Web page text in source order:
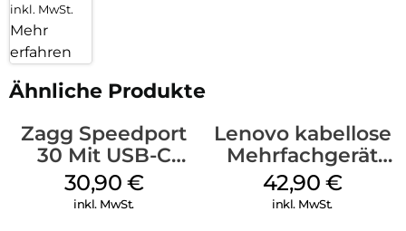
inkl. MwSt.
Mehr
erfahren
Ähnliche Produkte
Zagg Speedport
30 Mit USB-C
Kabel Weiß
30,90 €
inkl. MwSt.
Lenovo kabellose
Mehrfachgerät
Luna Grey
42,90 €
inkl. MwSt.